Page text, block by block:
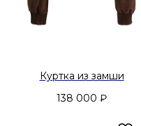
Куртка из замши
138 000 ₽